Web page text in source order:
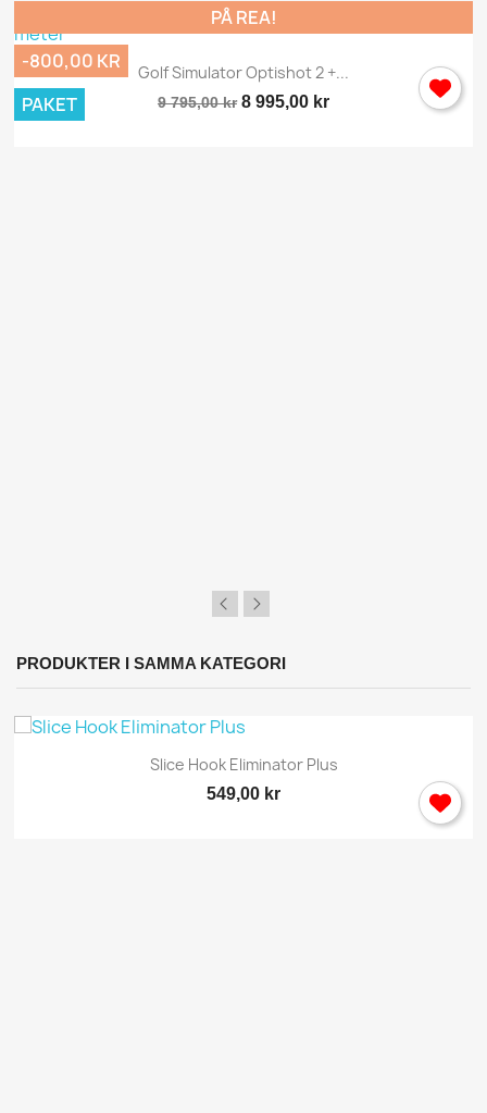
Golf Simulator Optishot 2 +...
9 795,00 kr 8 995,00 kr
PÅ REA!
-800,00 KR
PAKET
PRODUKTER I SAMMA KATEGORI
Slice Hook Eliminator Plus
549,00 kr